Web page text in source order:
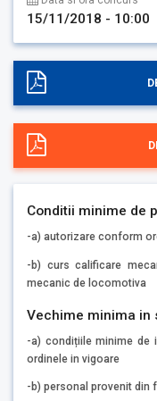
15/11/2018 - 10:00
Conditii minime de
-a) autorizare conform
-b) curs calificare
mecanic de locomotiva
Vechime minima in
-a) condițiile minime de
ordinele in vigoare
-b) personal provenit din